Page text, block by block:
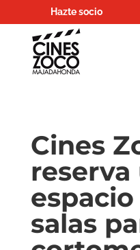
Hazte socio
Cines
reserva
salas